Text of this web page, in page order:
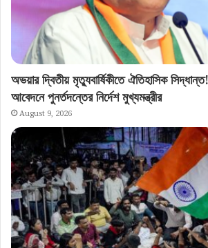
অভয়ার দ্বিতীয় মৃত্যুবার্ষিকীতে ঐতিহাসিক
আবেদনে পুনর্তদন্তের নির্দেশ মুখ্যমন্ত্রীর
August 9, 2026